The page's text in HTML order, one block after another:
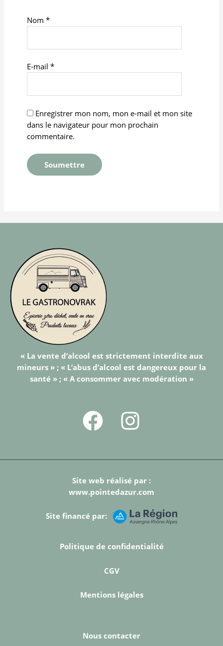
Nom *
E-mail *
Enregistrer mon nom, mon e-mail et mon site
dans le navigateur pour mon prochain
commentaire.
« La vente d’alcool est strictement interdite aux
mineurs » ; « L’abus d’alcool est dangereux pour la
santé » ; « A consommer avec modération »
Site web réalisé par :
www.pointedazur.com
Site financé par:
Politique de confidentialité
CGV
Mentions légales
Nous contacter